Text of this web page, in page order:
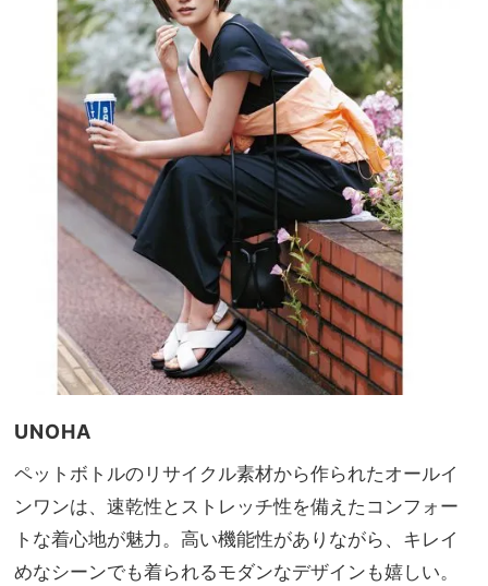
UNOHA
ペットボトルのリサイクル素材から作られたオールイ
ンワンは、速乾性とストレッチ性を備えたコンフォー
トな着心地が魅力。高い機能性がありながら、キレイ
めなシーンでも着られるモダンなデザインも嬉しい。